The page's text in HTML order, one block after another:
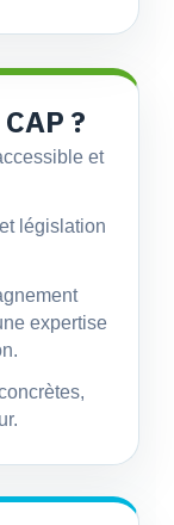
?
et
législation
expertise